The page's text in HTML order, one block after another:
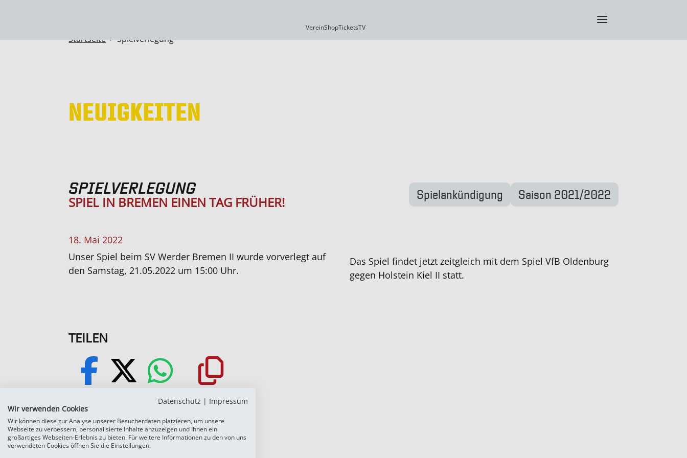
VereinShopTicketsTV a
Startseite Spielverlegung
NEUIGKEITEN
SPIELVERLEGUNG
SPIEL IN BREMEN EINEN TAG FRÜHER! Spielankündigung Saison 2021/2022
18. Mai 2022
Unser Spiel beim SV Werder Bremen II wurde vorverlegt auf
den Samstag, 21.05.2022 um 15:00 Uhr.
Das Spiel findet jetzt zeitgleich mit dem Spiel VfB Oldenburg
gegen Holstein Kiel II statt.
TEILEN
WhatsAppURL kopieren
Datenschutz | Impressum
Wir verwenden Cookies
Wir können diese zur Analyse unserer Besucherdaten platzieren, um unsere
Webseite zu verbessern, personalisierte Inhalte anzuzeigen und Ihnen ein
großartiges Webseiten-Erlebnis zu bieten. Für weitere Informationen zu den von uns
verwendeten Cookies öffnen Sie die Einstellungen.